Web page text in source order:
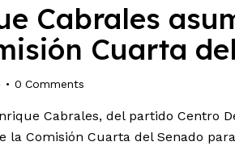
Cabrales
Cuarta
0 Comments
Cabrales, del partido Centro
la Comisión Cuarta del Senado